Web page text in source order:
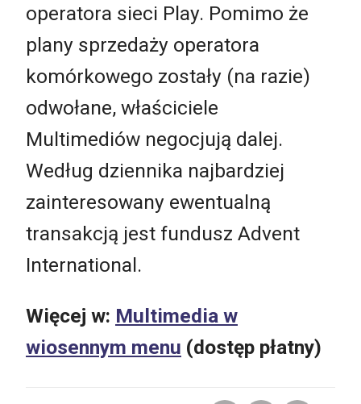
operatora sieci Play. Pomimo że
plany sprzedaży operatora
komórkowego zostały (na razie)
odwołane, właściciele
Multimediów negocjują dalej.
Według dziennika najbardziej
zainteresowany ewentualną
transakcją jest fundusz Advent
International.
Więcej w: Multimedia w
wiosennym menu (dostęp płatny)